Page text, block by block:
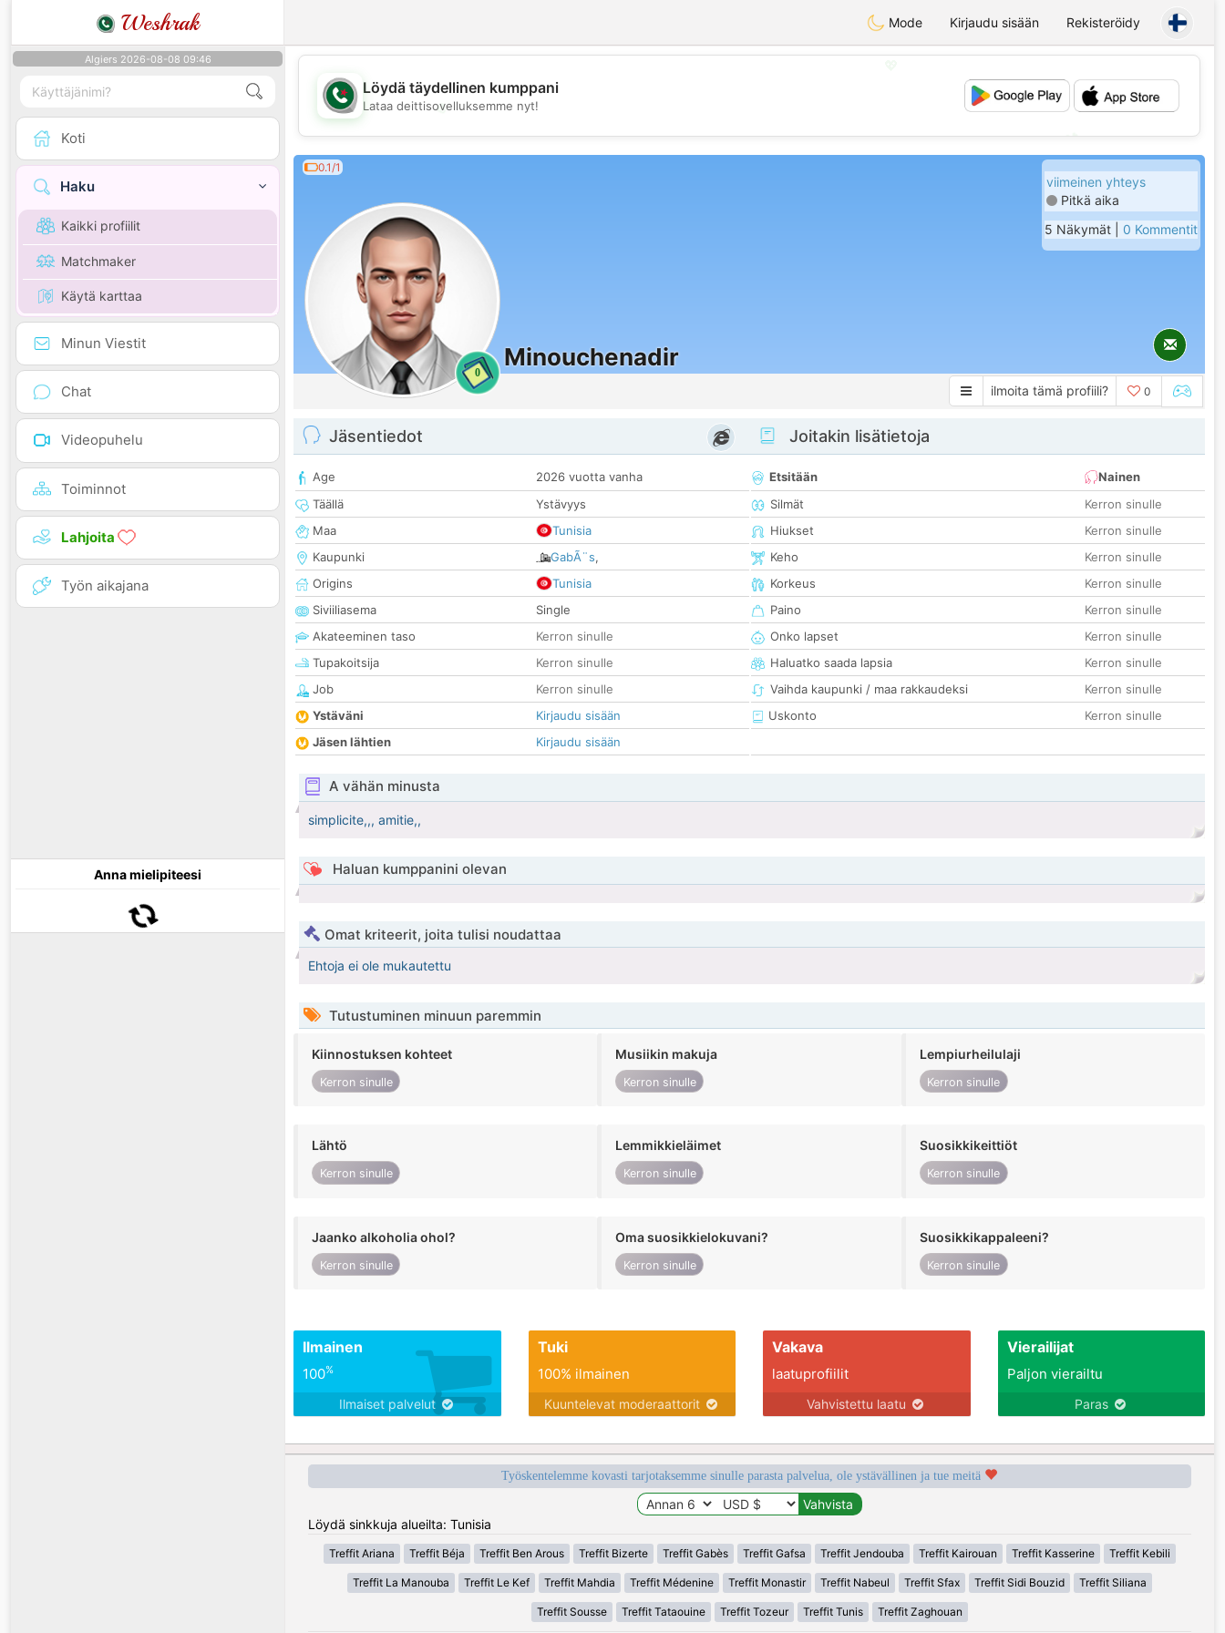
Weshrak Mode Kirjaudu sisään Rekisteröidy
Algiers 2026-08-08 09:46
Koti
Haku
Kaikki profiilit
Matchmaker
Käytä karttaa
Minun Viestit
Chat
Videopuhelu
Toiminnot
Lahjoita
Työn aikajana
Anna mielipiteesi
💖
💕
Löydä täydellinen kumppani
Lataa deittisovelluksemme nyt!
0.1/1
0
Minouchenadir
viimeinen yhteys
Pitkä aika
5 Näkymät | 0 Kommentit
ilmoita tämä profiili? 0
Jäsentiedot
Age
2026 vuotta vanha
Täällä
Ystävyys
Maa
Tunisia
Kaupunki
GabÃ¨s,
Origins
Tunisia
Siviiliasema
Single
Akateeminen taso
Kerron sinulle
Tupakoitsija
Kerron sinulle
Job
Kerron sinulle
Ystäväni
Kirjaudu sisään
Jäsen lähtien
Kirjaudu sisään
Joitakin lisätietoja
Etsitään
Nainen
Silmät
Kerron sinulle
Hiukset
Kerron sinulle
Keho
Kerron sinulle
Korkeus
Kerron sinulle
Paino
Kerron sinulle
Onko lapset
Kerron sinulle
Haluatko saada lapsia
Kerron sinulle
Vaihda kaupunki / maa rakkaudeksi
Kerron sinulle
Uskonto
Kerron sinulle
A vähän minusta
simplicite,,, amitie,,
Haluan kumppanini olevan
Omat kriteerit, joita tulisi noudattaa
Ehtoja ei ole mukautettu
Tutustuminen minuun paremmin
Kiinnostuksen kohteet
Kerron sinulle
Musiikin makuja
Kerron sinulle
Lempiurheilulaji
Kerron sinulle
Lähtö
Kerron sinulle
Lemmikkieläimet
Kerron sinulle
Suosikkikeittiöt
Kerron sinulle
Jaanko alkoholia ohol?
Kerron sinulle
Oma suosikkielokuvani?
Kerron sinulle
Suosikkikappaleeni?
Kerron sinulle
Ilmainen
100%
Ilmaiset palvelut
Tuki
100% ilmainen
Kuuntelevat moderaattorit
Vakava
laatuprofiilit
Vahvistettu laatu
Vierailijat
Paljon vierailtu
Paras
Työskentelemme kovasti tarjotaksemme sinulle parasta palvelua, ole ystävällinen ja tue meitä
Löydä sinkkuja alueilta: Tunisia
Treffit Ariana Treffit Béja Treffit Ben Arous Treffit Bizerte Treffit Gabès Treffit Gafsa Treffit Jendouba Treffit Kairouan Treffit Kasserine Treffit Kebili
Treffit La Manouba Treffit Le Kef Treffit Mahdia Treffit Médenine Treffit Monastir Treffit Nabeul Treffit Sfax Treffit Sidi Bouzid Treffit Siliana
Treffit Sousse Treffit Tataouine Treffit Tozeur Treffit Tunis Treffit Zaghouan